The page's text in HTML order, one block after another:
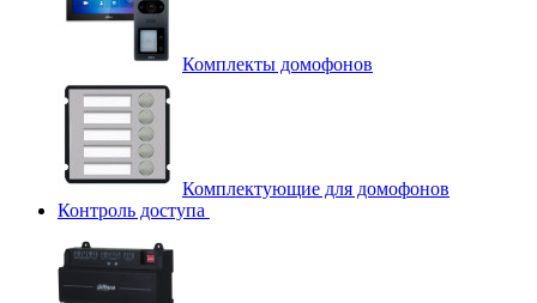
Комплекты домофонов
Комплектующие для домофонов
Контроль доступа